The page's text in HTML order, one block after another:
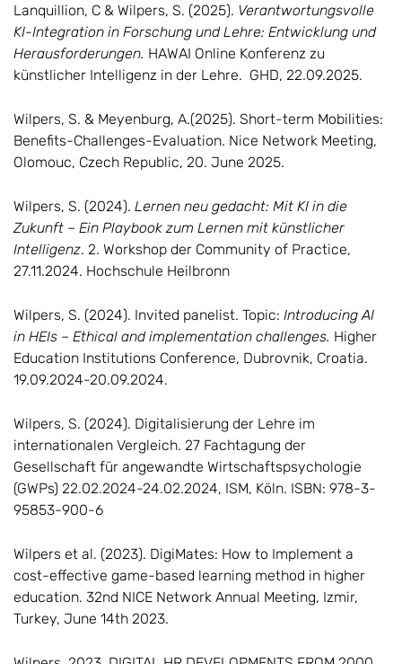
Lanquillion, C & Wilpers, S. (2025). Verantwortungsvolle
KI-Integration in Forschung und Lehre: Entwicklung und
Herausforderungen. HAWAI Online Konferenz zu
künstlicher Intelligenz in der Lehre. GHD, 22.09.2025.
Wilpers, S. & Meyenburg, A.(2025). Short-term Mobilities:
Benefits-Challenges-Evaluation. Nice Network Meeting,
Olomouc, Czech Republic, 20. June 2025.
Wilpers, S. (2024). Lernen neu gedacht: Mit KI in die
Zukunft – Ein Playbook zum Lernen mit künstlicher
Intelligenz. 2. Workshop der Community of Practice,
27.11.2024. Hochschule Heilbronn
Wilpers, S. (2024). Invited panelist. Topic: Introducing AI
in HEIs – Ethical and implementation challenges. Higher
Education Institutions Conference, Dubrovnik, Croatia.
19.09.2024-20.09.2024.
Wilpers, S. (2024). Digitalisierung der Lehre im
internationalen Vergleich. 27 Fachtagung der
Gesellschaft für angewandte Wirtschaftspsychologie
(GWPs) 22.02.2024-24.02.2024, ISM, Köln. ISBN: 978-3-
95853-900-6
Wilpers et al. (2023). DigiMates: How to Implement a
cost-effective game-based learning method in higher
education. 32nd NICE Network Annual Meeting, Izmir,
Turkey, June 14th 2023.